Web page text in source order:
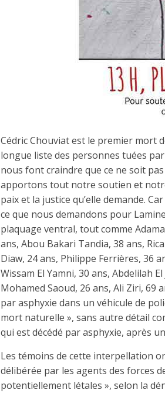
Cédric Chouviat est le premier mort
longue liste des personnes tuées
nous font craindre que ce ne soit
apportons tout notre soutien et
paix et la justice qu’elle demande.
ce que nous demandons pour
plaquage ventral, tout comme
ans, Abou Bakari Tandia, 38 ans,
Diaw, 24 ans, Philippe Ferrières, 36
Wissam El Yamni, 30 ans, Abdelilah
Mohamed Saoud, 26 ans, Ali Ziri, 69
par asphyxie dans un véhicule de
mort naturelle », sans autre détail
qui est décédé par asphyxie, après
Les témoins de cette interpellation
délibérée par les agents des forces
potentiellement létales », selon la